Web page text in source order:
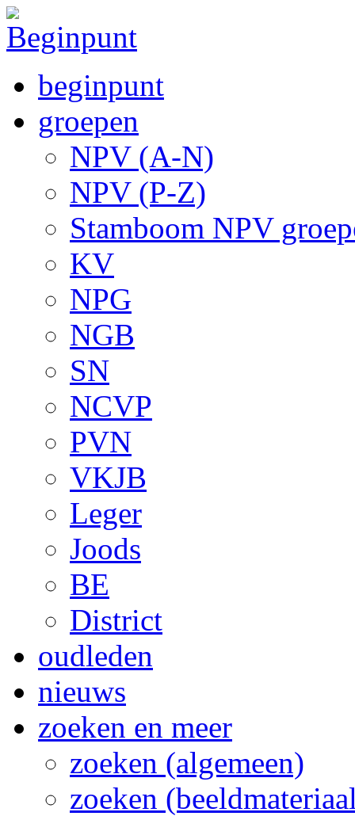
beginpunt
groepen
NPV (A-N)
NPV (P-Z)
Stamboom NPV
KV
NPG
NGB
SN
NCVP
PVN
VKJB
Leger
Joods
BE
District
oudleden
nieuws
zoeken en meer
zoeken (algemeen)
zoeken